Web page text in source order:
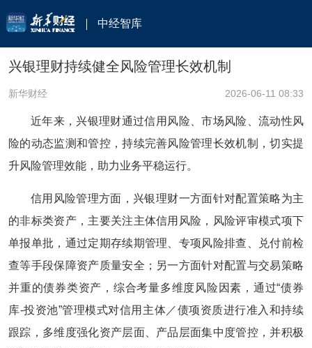
中经智库
兴银理财持续健全风险管理长效机制
新华财经 2026-06-11 08:33
近年来，兴银理财通过信用风险、市场风险、流动性风
险的动态监测和管控，持续完善风险管理长效机制，切实提
升风险管理效能，助力业务平稳运行。
信用风险管理方面，兴银理财一方面针对配置策略为主
的非标类资产，主要关注主体信用风险，风险评审模式项下
单报单批，通过定期存续期管理、专项风险排查、兑付前检
查等手段保障资产质量安全；另一方面针对配置与交易策略
并重的债券类资产，综合考量多维度风险因素，通过“债券
库-投资池”管理模式对信用主体／债项资质进行准入和持续
跟踪，多维度强化资产层面、产品层面集中度管控，并积极